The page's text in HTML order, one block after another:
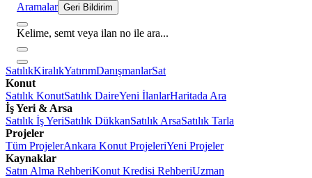
Aramalar Geri Bildirim
Kelime, semt veya ilan no ile ara...
SatılıkKiralıkYatırımDanışmanlarSat
Konut
Satılık KonutSatılık DaireYeni İlanlarHaritada Ara
İş Yeri & Arsa
Satılık İş YeriSatılık DükkanSatılık ArsaSatılık Tarla
Projeler
Tüm ProjelerAnkara Konut ProjeleriYeni Projeler
Kaynaklar
Satın Alma RehberiKonut Kredisi RehberiUzman